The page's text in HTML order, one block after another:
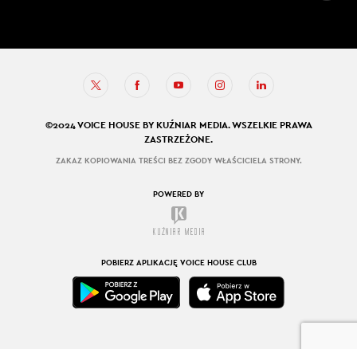
©2024 VOICE HOUSE BY KUŹNIAR MEDIA. WSZELKIE PRAWA
ZASTRZEŻONE.
ZAKAZ KOPIOWANIA TREŚCI BEZ ZGODY WŁAŚCICIELA STRONY.
POWERED BY
POBIERZ APLIKACJĘ VOICE HOUSE CLUB